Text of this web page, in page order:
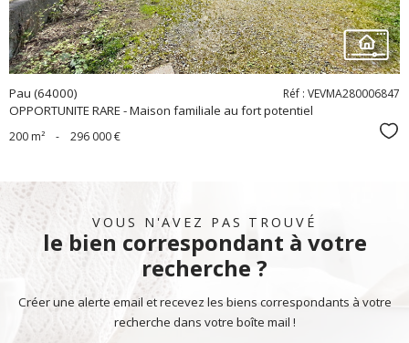
Pau (64000)
OPPORTUNITE RARE - Maison familiale au fort potentiel
Réf : VEVMA280006847
200 m² - 296 000 €
VOUS N'AVEZ PAS TROUVÉ
le bien correspondant à votre
recherche ?
Créer une alerte email et recevez les biens correspondants à votre
recherche dans votre boîte mail !